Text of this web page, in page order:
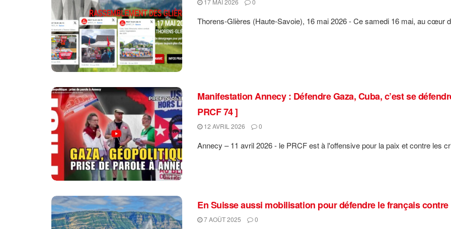
17 MAI 2026 0
Thorens-Glières (Haute-Savoie), 16 mai 2026 - Ce samedi 16 mai, au cœur
Manifestation Annecy : Défendre Gaza, Cuba, c’est se
PRCF 74 ]
12 AVRIL 2026 0
Annecy – 11 avril 2026 - le PRCF est à l'offensive pour la paix et contre les
En Suisse aussi mobilisation pour défendre le français
7 AOÛT 2025 0